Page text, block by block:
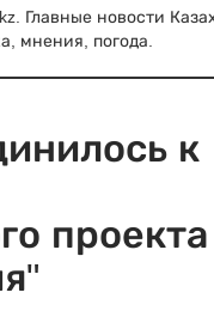
Главные новости
мнения, погода.
к
проекта